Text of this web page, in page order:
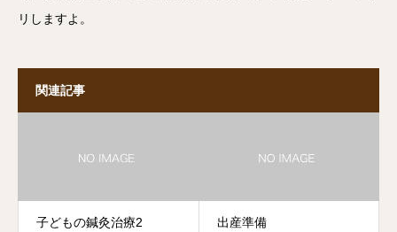
リしますよ。
関連記事
子どもの鍼灸治療2 出産準備